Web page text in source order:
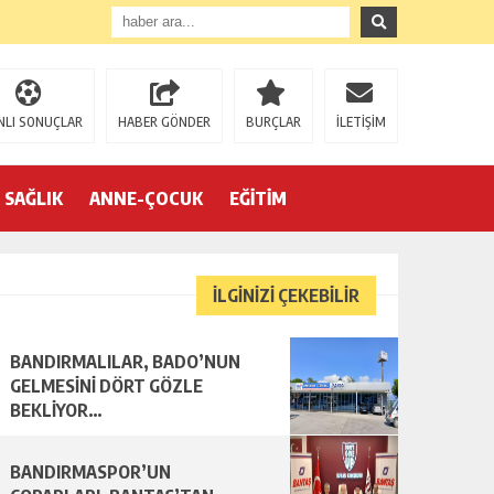
SONUÇLAR HABER GÖNDER BURÇLAR İLETİŞİM
SAĞLIK ANNE-ÇOCUK EĞİTİM
İLGİNİZİ ÇEKEBİLİR
BANDIRMALILAR, BADO’NUN
GELMESİNİ DÖRT GÖZLE
BEKLİYOR…
BANDIRMASPOR’UN